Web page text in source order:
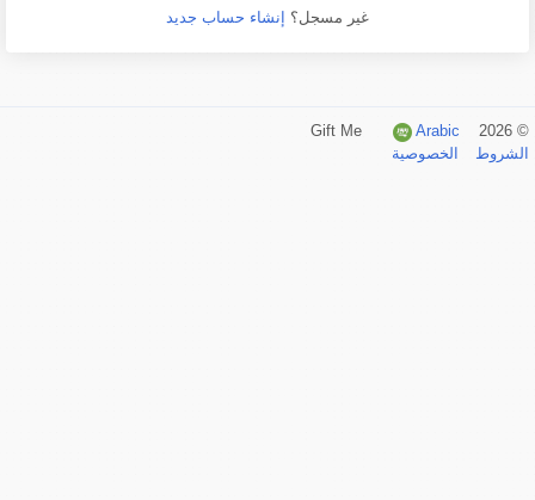
غير مسجل؟ إنشاء حساب جديد
© 2026 Gift Me
Arabic
الشروط
الخصوصية